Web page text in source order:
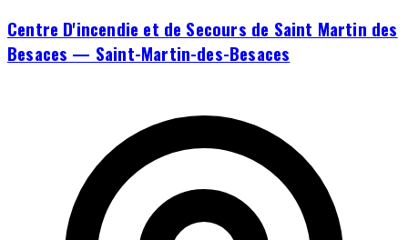
Centre D'incendie et de Secours de Saint Martin des
Besaces — Saint-Martin-des-Besaces